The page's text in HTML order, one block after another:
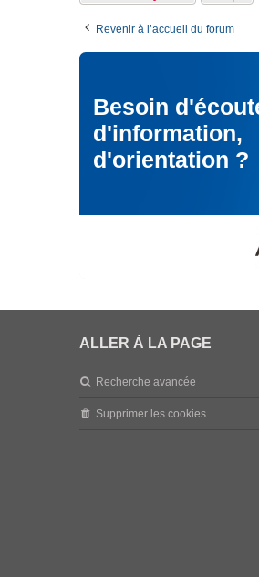
Revenir à l’accueil du forum
Besoin
d'information,
d'orientation ?
ALLER À LA PAGE
Recherche avancée
Supprimer les cookies